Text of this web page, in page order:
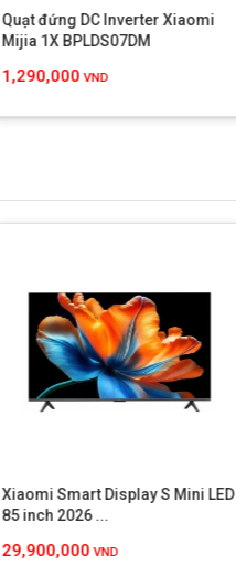
Quạt đứng DC Inverter Xiaomi
Mijia 1X BPLDS07DM
1,290,000 VND
Xiaomi Smart Display S Mini LED
85 inch 2026 ...
29,900,000 VND